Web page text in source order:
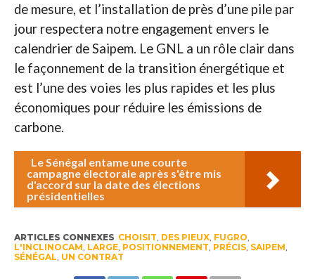
de mesure, et l’installation de près d’une pile par
jour respectera notre engagement envers le
calendrier de Saipem. Le GNL a un rôle clair dans
le façonnement de la transition énergétique et
est l’une des voies les plus rapides et les plus
économiques pour réduire les émissions de
carbone.
Le Sénégal entame une courte
campagne électorale après s'être mis
d'accord sur la date des élections
présidentielles
ARTICLES CONNEXES CHOISIT DES PIEUX, FUGRO
L'INCLINOCAM LARGE, POSITIONNEMENT PRÉCIS, SAIPEM
SÉNÉGAL UN CONTRAT